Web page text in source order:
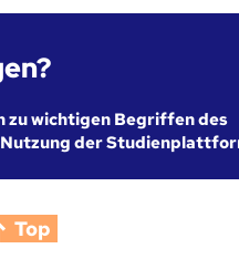
zu wichtigen Begriffen des
Nutzung der
Top